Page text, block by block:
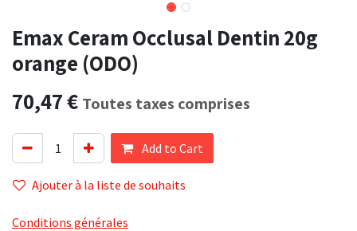
Emax Ceram Occlusal Dentin 20g
orange (ODO)
70,47€ Toutes taxes comprises
Add to Cart
Ajouter à la liste de souhaits
Conditions générales